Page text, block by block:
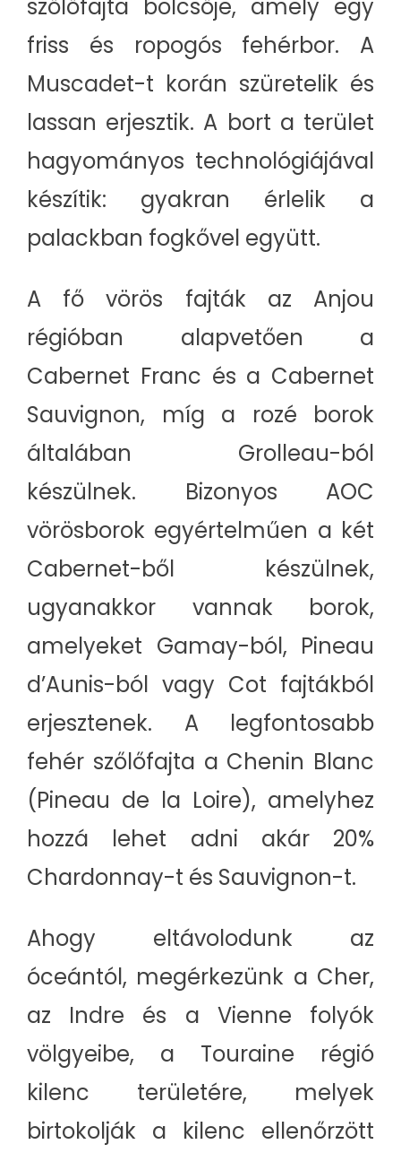
szőlőfajta bölcsője, amely egy
friss és ropogós fehérbor. A
Muscadet-t korán szüretelik és
lassan erjesztik. A bort a terület
hagyományos technológiájával
készítik: gyakran érlelik a
palackban fogkővel együtt.
A fő vörös fajták az Anjou
régióban alapvetően a
Cabernet Franc és a Cabernet
Sauvignon, míg a rozé borok
általában Grolleau-ból
készülnek. Bizonyos AOC
vörösborok egyértelműen a két
Cabernet-ből készülnek,
ugyanakkor vannak borok,
amelyeket Gamay-ból, Pineau
d’Aunis-ból vagy Cot fajtákból
erjesztenek. A legfontosabb
fehér szőlőfajta a Chenin Blanc
(Pineau de la Loire), amelyhez
hozzá lehet adni akár 20%
Chardonnay-t és Sauvignon-t.
Ahogy eltávolodunk az
óceántól, megérkezünk a Cher,
az Indre és a Vienne folyók
völgyeibe, a Touraine régió
kilenc területére, melyek
birtokolják a kilenc ellenőrzött